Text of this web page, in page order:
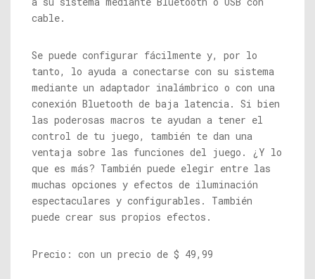
cable.
Se puede configurar fácilmente y, por lo
tanto, lo ayuda a conectarse con su sistema
mediante un adaptador inalámbrico o con una
conexión Bluetooth de baja latencia. Si bien
las poderosas macros te ayudan a tener el
control de tu juego, también te dan una
ventaja sobre las funciones del juego. ¿Y lo
que es más? También puede elegir entre las
muchas opciones y efectos de iluminación
espectaculares y configurables. También
puede crear sus propios efectos.
Precio: con un precio de $ 49,99